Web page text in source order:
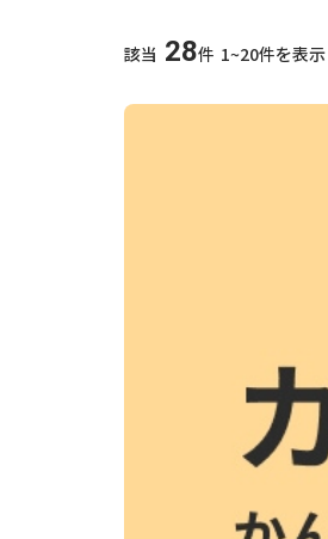
該当 28件 1~20件を表示